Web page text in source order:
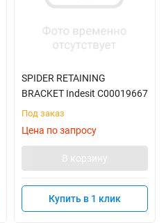
SPIDER RETAINING
BRACKET Indesit C00019667
Под заказ
Цена по запросу
В корзину
Купить в 1 клик